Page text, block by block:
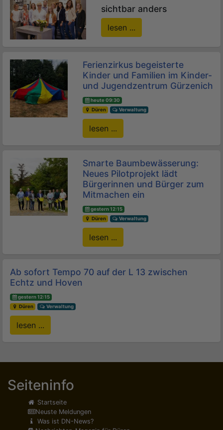
sichtbar anders
lesen ...
Ferienzirkus begeisterte
Kinder und Familien im Kinder-
und Jugendzentrum Gürzenich
heute 09:30
Düren
Verwaltung
lesen ...
Smarte Baumbewässerung:
Neues Pilotprojekt lädt
Bürgerinnen und Bürger zum
Mitmachen ein
gestern 12:15
Düren
Verwaltung
lesen ...
Ab sofort Tempo 70 auf der L 13 zwischen
Echtz und Hoven
gestern 12:15
Düren
Verwaltung
lesen ...
Seiteninfo
Startseite
Neuste Meldungen
Was ist DN-News?